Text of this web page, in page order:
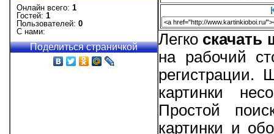
Онлайн всего: 1
Гостей: 1
Пользователей: 0
С нами:
Поделиться страничкой Легко
на рабочий
регистрации.
картинки
Простой
картинки и